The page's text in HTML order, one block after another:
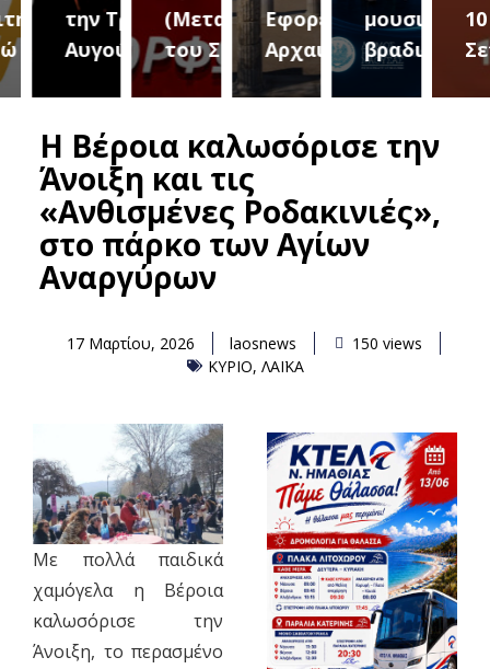
2 την Τρίτη 18
Αυγούστου
(Μεταμόρφωση
του Σωτήρος)
Εφορεία
Αρχαιοτήτων
μουσική
βραδιά
Η Βέροια καλωσόρισε την
Άνοιξη και τις
«Ανθισμένες Ροδακινιές»,
στο πάρκο των Αγίων
Αναργύρων
17 Μαρτίου, 2026 laosnews
150 views
ΚΥΡΙΟ, ΛΑΪΚΑ
Με πολλά παιδικά
χαμόγελα η Βέροια
καλωσόρισε την
Άνοιξη, το περασμένο